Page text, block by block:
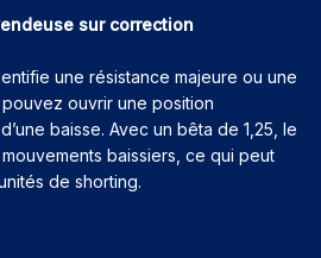
sur correction
une résistance majeure ou une
ouvrir une position
baisse. Avec un bêta de 1,25, le
baissiers, ce qui peut
de shorting.